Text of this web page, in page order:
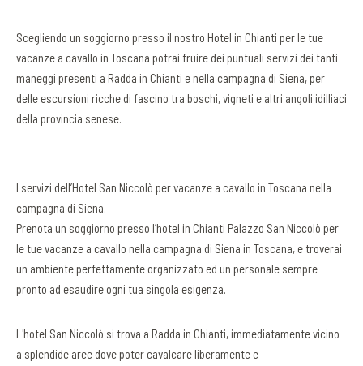
Scegliendo un soggiorno presso il nostro Hotel in Chianti per le tue
vacanze a cavallo in Toscana potrai fruire dei puntuali servizi dei tanti
maneggi presenti a Radda in Chianti e nella campagna di Siena, per
delle escursioni ricche di fascino tra boschi, vigneti e altri angoli idilliaci
della provincia senese.
I servizi dell’Hotel San Niccolò per vacanze a cavallo in Toscana nella
campagna di Siena.
Prenota un soggiorno presso l’hotel in Chianti Palazzo San Niccolò per
le tue vacanze a cavallo nella campagna di Siena in Toscana, e troverai
un ambiente perfettamente organizzato ed un personale sempre
pronto ad esaudire ogni tua singola esigenza.
L'hotel San Niccolò si trova a Radda in Chianti, immediatamente vicino
a splendide aree dove poter cavalcare liberamente e